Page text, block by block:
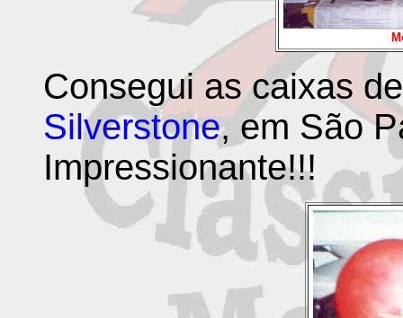
Consegui as caixas
Silverstone, em São
Impressionante!!!